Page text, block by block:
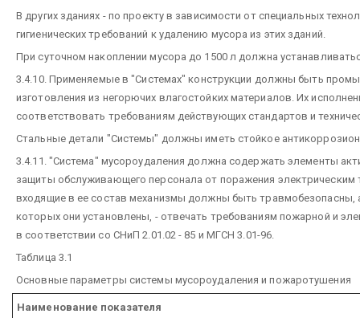
В других зданиях - по проекту в зависимости от специальных
гигиенических требований к удалению мусора из этих зданий.
При суточном накоплении мусора до 1500 л должна
3.4.10. Применяемые в "Системах" конструкции должны быть
изготовления из негорючих влагостойких материалов. Их
соответствовать требованиям действующих стандартов и
Стальные детали "Системы" должны иметь стойкое
3.4.11. "Система" мусороудаления должна содержать элементы
защиты обслуживающего персонала от поражения электрическим
входящие в ее состав механизмы должны быть травмобезопасны,
которых они установлены, - отвечать требованиям пожарной и
в соответствии со СНиП 2.01.02 - 85 и МГСН 3.01-96.
Таблица 3.1
Основные параметры системы мусороудаления и пожаротушения
Наименование показателя